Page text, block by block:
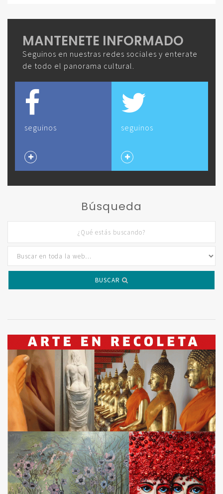
MANTENETE INFORMADO
Seguinos en nuestras redes sociales y enterate
de todo el panorama cultural.
seguinos seguinos
Búsqueda
BUSCAR